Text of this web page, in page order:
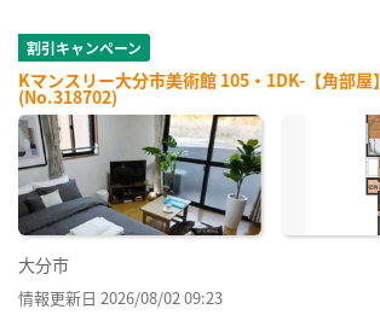
割引キャンペーン
Kマンスリー大分市美術館 105・1DK-【角部屋】
(No.318702)
大分市
情報更新日 2026/08/02 09:23